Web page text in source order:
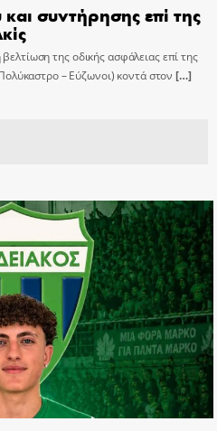
συντήρησης επί της
βελτίωση της οδικής ασφάλειας επί της
– Εύζωνοι) κοντά στον […]